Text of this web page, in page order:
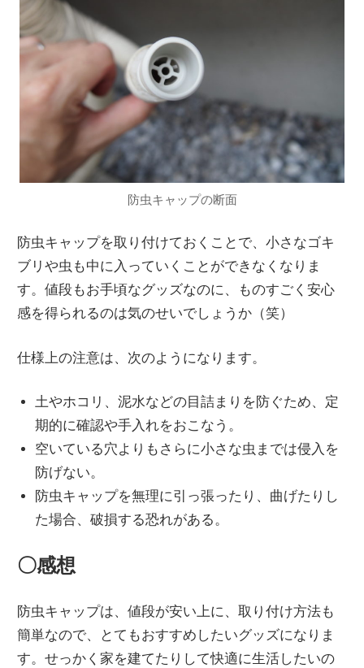
防虫キャップの断面
防虫キャップを取り付けておくことで、小さなゴキ
ブリや虫も中に入っていくことができなくなりま
す。値段もお手頃なグッズなのに、ものすごく安心
感を得られるのは気のせいでしょうか（笑）
仕様上の注意は、次のようになります。
土やホコリ、泥水などの目詰まりを防ぐため、定
期的に確認や手入れをおこなう。
空いている穴よりもさらに小さな虫までは侵入を
防げない。
防虫キャップを無理に引っ張ったり、曲げたりし
た場合、破損する恐れがある。
〇感想
防虫キャップは、値段が安い上に、取り付け方法も
簡単なので、とてもおすすめしたいグッズになりま
す。せっかく家を建てたりして快適に生活したいの